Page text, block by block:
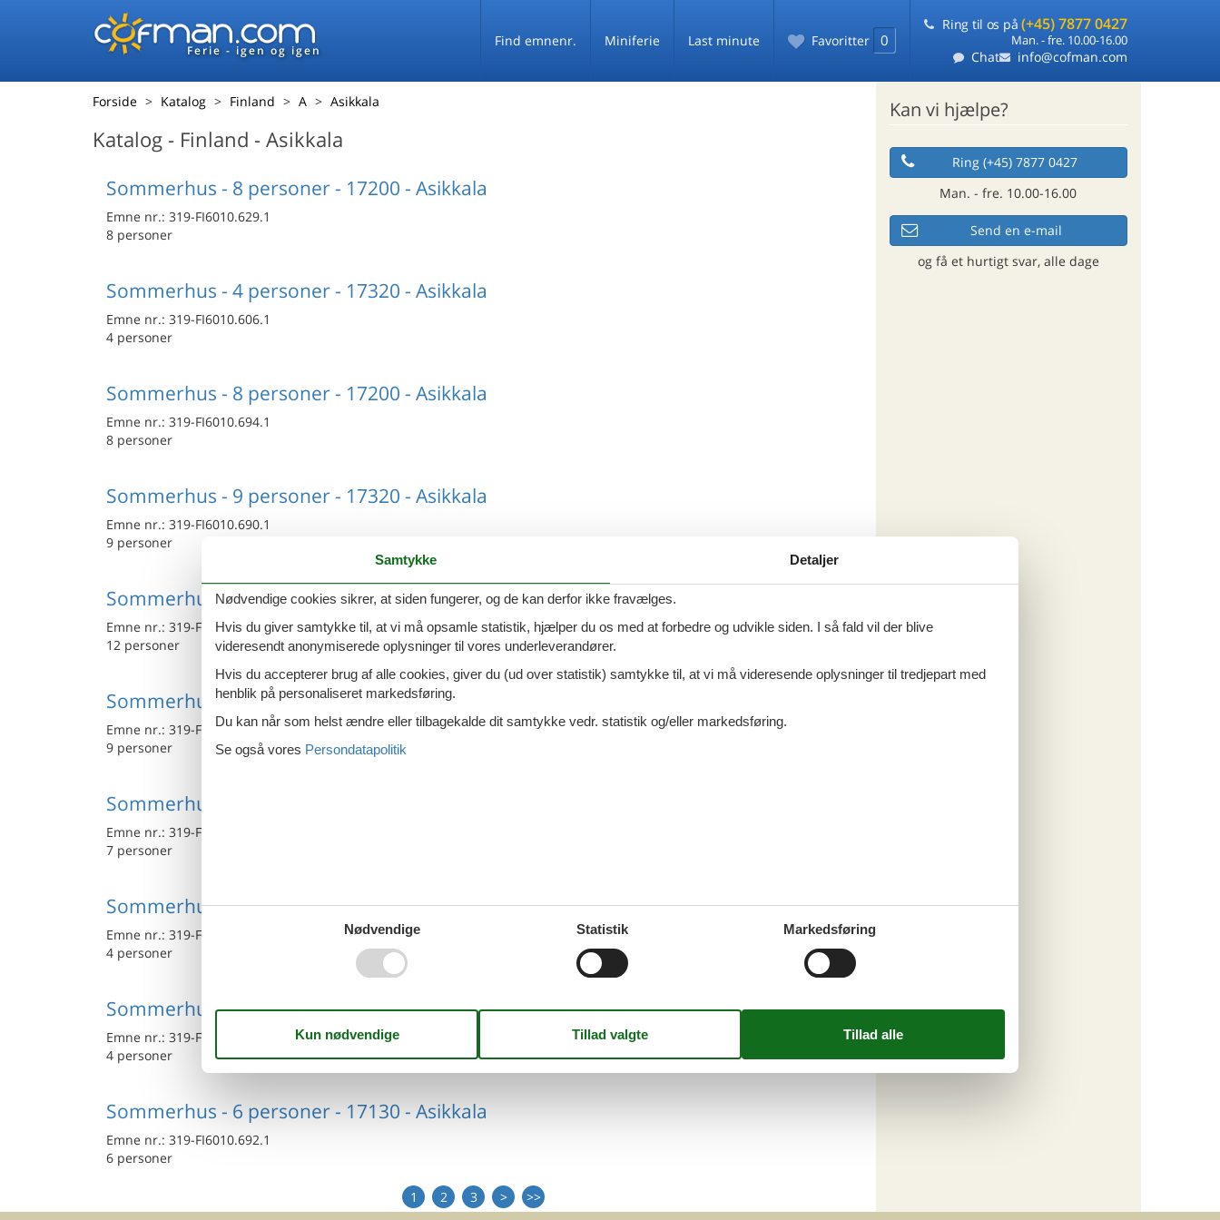
Ferie - igen og igen
Find emnenr. Miniferie Last minute Favoritter 0
Ring til os på (+45) 7877 0427
Man. - fre. 10.00-16.00
Chat info@cofman.com
Forside Katalog Finland A Asikkala
Katalog - Finland - Asikkala
Sommerhus - 8 personer - 17200 - Asikkala
Emne nr.: 319-FI6010.629.1
8 personer
Sommerhus - 4 personer - 17320 - Asikkala
Emne nr.: 319-FI6010.606.1
4 personer
Sommerhus - 8 personer - 17200 - Asikkala
Emne nr.: 319-FI6010.694.1
8 personer
Sommerhus - 9 personer - 17320 - Asikkala
Emne nr.: 319-FI6010.690.1
9 personer
Sommerhus - 12 personer - 17200 - Asikkala
Emne nr.: 319-FI6010.618.1
12 personer
Sommerhus - 9 personer - 17320 - Asikkala
Emne nr.: 319-FI6010.689.1
9 personer
Sommerhus - 7 personer - 17200 - Asikkala
Emne nr.: 319-FI6010.625.1
7 personer
Sommerhus - 4 personer - 17320 - Asikkala
Emne nr.: 319-FI6010.636.1
4 personer
Sommerhus - 4 personer - 17200 - Asikkala
Emne nr.: 319-FI6010.696.1
4 personer
Sommerhus - 6 personer - 17130 - Asikkala
Emne nr.: 319-FI6010.692.1
6 personer
1 2 3 > >>
Kan vi hjælpe?
Ring (+45) 7877 0427
Man. - fre. 10.00-16.00
Send en e-mail
og få et hurtigt svar, alle dage
Samtykke Detaljer
Nødvendige cookies sikrer, at siden fungerer, og de kan derfor ikke fravælges.
Hvis du giver samtykke til, at vi må opsamle statistik, hjælper du os med at forbedre og udvikle siden. I så fald vil der blive
videresendt anonymiserede oplysninger til vores underleverandører.
Hvis du accepterer brug af alle cookies, giver du (ud over statistik) samtykke til, at vi må videresende oplysninger til tredjepart med
henblik på personaliseret markedsføring.
Du kan når som helst ændre eller tilbagekalde dit samtykke vedr. statistik og/eller markedsføring.
Se også vores Persondatapolitik
Nødvendige Statistik Markedsføring